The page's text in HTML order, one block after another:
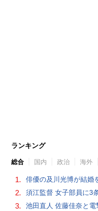
ランキング
総合 国内 政治 海外
1. 俳優の及川光博が結婚
2. 須江監督 女子部員に3
3. 池田直人 佐藤佳奈と電